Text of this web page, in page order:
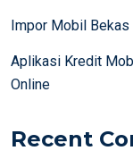
Impor Mobil
Aplikasi Kredit
Online
Recent